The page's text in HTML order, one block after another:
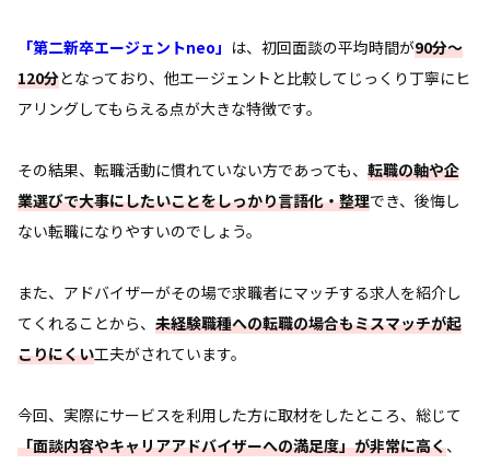
「第二新卒エージェントneo」 は、初回面談の平均時間が90分～
120分となっており、他エージェントと比較してじっくり丁寧にヒ
アリングしてもらえる点が大きな特徴です。
その結果、転職活動に慣れていない方であっても、 転職の軸や企
業選びで大事にしたいことをしっかり言語化・整理でき、後悔し
ない転職になりやすいのでしょう。
また、アドバイザーがその場で求職者にマッチする求人を紹介し
てくれることから、 未経験職種への転職の場合もミスマッチが起
こりにくい工夫がされています。
今回、実際にサービスを利用した方に取材をしたところ、総じて
「面談内容やキャリアアドバイザーへの満足度」が非常に高く、